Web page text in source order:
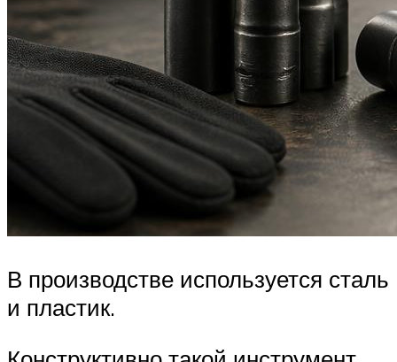
В производстве используется сталь
и пластик.